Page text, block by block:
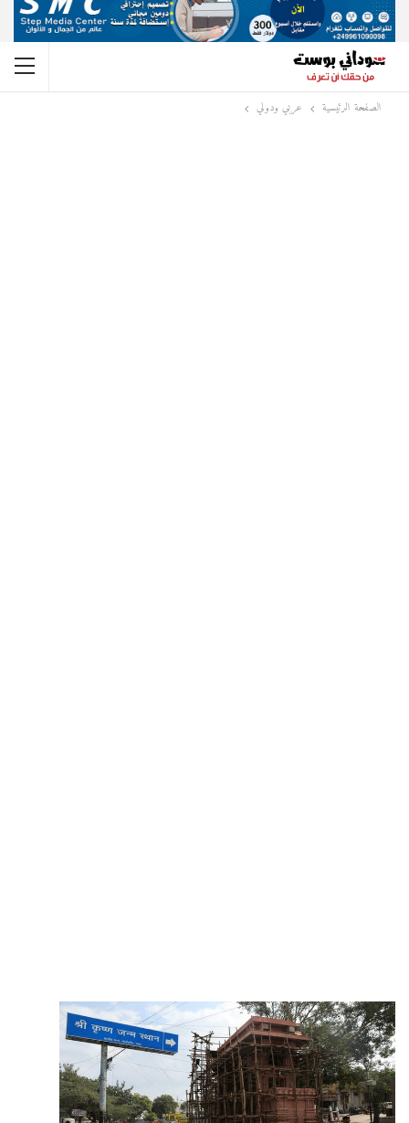
الصفحة الرئيسية عربي ودولي